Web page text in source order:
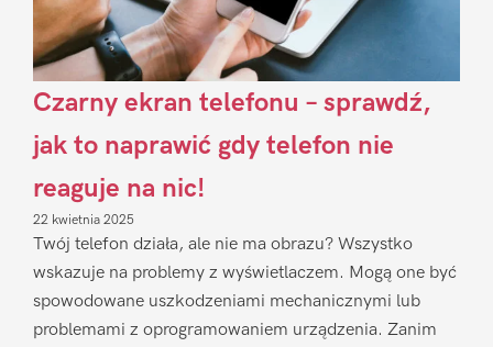
Czarny ekran telefonu – sprawdź,
jak to naprawić gdy telefon nie
reaguje na nic!
22 kwietnia 2025
Twój telefon działa, ale nie ma obrazu? Wszystko
wskazuje na problemy z wyświetlaczem. Mogą one być
spowodowane uszkodzeniami mechanicznymi lub
problemami z oprogramowaniem urządzenia. Zanim